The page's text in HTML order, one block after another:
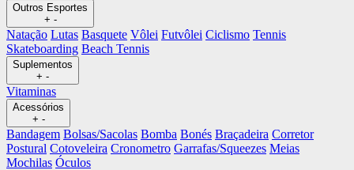
Outros Esportes
+ -
Natação Lutas Basquete Vôlei Futvôlei Ciclismo Tennis
Skateboarding Beach Tennis
Suplementos
+ -
Vitaminas
Acessórios
+ -
Bandagem Bolsas/Sacolas Bomba Bonés Braçadeira Corretor
Postural Cotoveleira Cronometro Garrafas/Squeezes Meias
Mochilas Óculos